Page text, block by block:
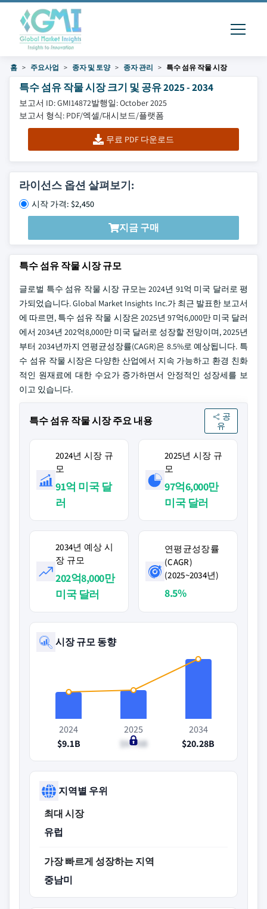
홈 주요사업 종자 및 토양 종자 관리 특수 섬유 작물 시장
특수 섬유 작물 시장 크기 및 공유 2025 - 2034
보고서 ID: GMI14872발행일: October 2025
보고서 형식: PDF/엑셀/대시보드/플랫폼
무료 PDF 다운로드
라이선스 옵션 살펴보기:
시작 가격: $2,450
지금 구매
특수 섬유 작물 시장 규모
글로벌 특수 섬유 작물 시장 규모는 2024년 91억 미국 달러로 평
가되었습니다. Global Market Insights Inc.가 최근 발표한 보고서
에 따르면, 특수 섬유 작물 시장은 2025년 97억6,000만 미국 달러
에서 2034년 202억8,000만 미국 달러로 성장할 전망이며, 2025년
부터 2034년까지 연평균성장률(CAGR)은 8.5%로 예상됩니다. 특
수 섬유 작물 시장은 다양한 산업에서 지속 가능하고 환경 친화
적인 원재료에 대한 수요가 증가하면서 안정적인 성장세를 보
이고 있습니다.
특수 섬유 작물 시장 주요 내용
공
유
2024년 시장 규
모
91억 미국 달
러
2025년 시장 규
모
97억6,000만
미국 달러
2034년 예상 시
장 규모
202억8,000만
미국 달러
연평균성장률
(CAGR)
(2025~2034년)
8.5%
시장 규모 동향
2024
$9.1B
2025
$9.76B
2034
$20.28B
지역별 우위
최대 시장
유럽
가장 빠르게 성장하는 지역
중남미